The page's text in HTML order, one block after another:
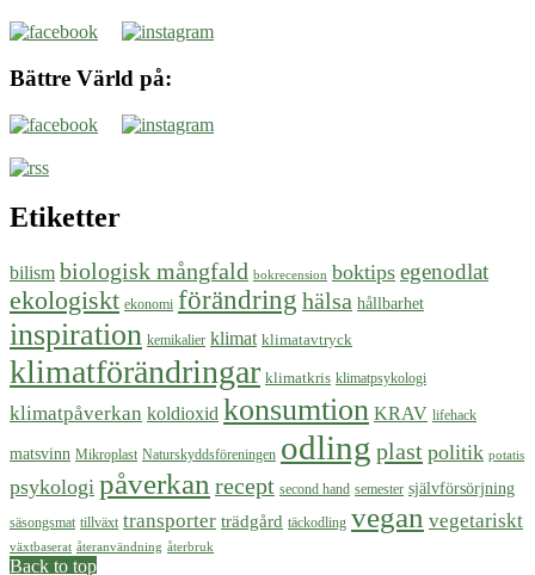
Bättre Värld på:
Etiketter
bilism biologisk mångfald bokrecension boktips egenodlat
ekologiskt ekonomi förändring hälsa hållbarhet
inspiration kemikalier klimat klimatavtryck
klimatförändringar klimatkris klimatpsykologi
klimatpåverkan koldioxid konsumtion KRAV lifehack
matsvinn Mikroplast Naturskyddsföreningen odling plast politik potatis
psykologi påverkan recept second hand semester självförsörjning
säsongsmat tillväxt transporter trädgård täckodling vegan vegetariskt
växtbaserat återanvändning återbruk
Back to top